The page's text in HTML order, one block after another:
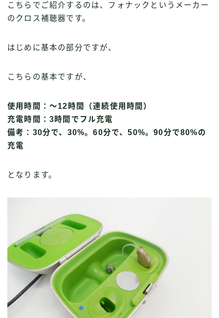
こちらでご紹介するのは、フォナックというメーカー
のクロス補聴器です。
はじめに基本の部分ですが、
こちらの基本ですが、
使用時間：〜12時間（連続使用時間）
充電時間：3時間でフル充電
備考：30分で、30%。60分で、50%。90分で80%の
充電
となります。